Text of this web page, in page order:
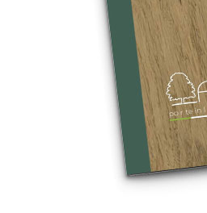
CLOE
DAFNE
DEA
LICIA B
LIBERA
TINA
SISTEMI CASPER
CLASSICO
GIOIA
IRIDE
ASIA
ALICE